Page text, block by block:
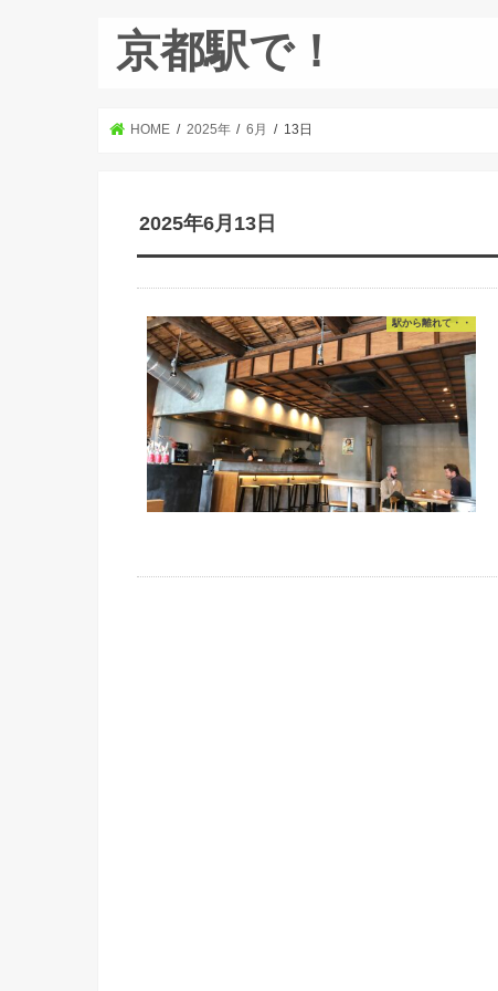
京都駅で！
HOME 2025年 6月 13日
2025年6月13日
駅から離れて・・